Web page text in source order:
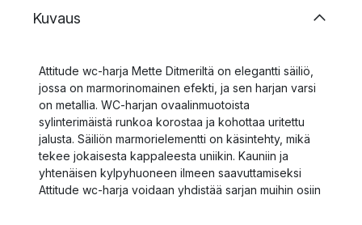
Kuvaus
Attitude wc-harja Mette Ditmeriltä on elegantti säiliö,
jossa on marmorinomainen efekti, ja sen harjan varsi
on metallia. WC-harjan ovaalinmuotoista
sylinterimäistä runkoa korostaa ja kohottaa uritettu
jalusta. Säiliön marmorielementti on käsintehty, mikä
tekee jokaisesta kappaleesta uniikin. Kauniin ja
yhtenäisen kylpyhuoneen ilmeen saavuttamiseksi
Attitude wc-harja voidaan yhdistää sarjan muihin osiin